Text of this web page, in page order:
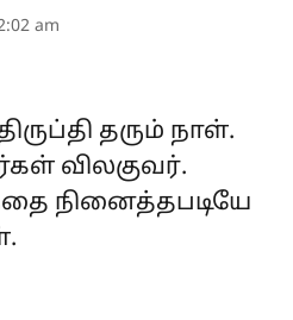
am
தரும் நாள்.
விலகுவர்.
நினைத்தபடியே